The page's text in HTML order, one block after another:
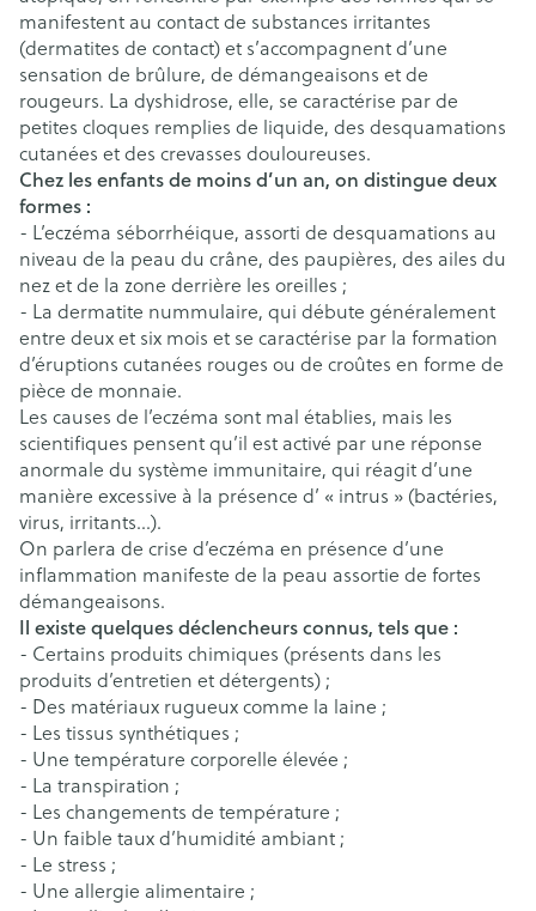
manifestent au contact de substances irritantes
(dermatites de contact) et s’accompagnent d’une
sensation de brûlure, de démangeaisons et de
rougeurs. La dyshidrose, elle, se caractérise par de
petites cloques remplies de liquide, des desquamations
cutanées et des crevasses douloureuses.
Chez les enfants de moins d’un an, on distingue deux
formes :
- L’eczéma séborrhéique, assorti de desquamations au
niveau de la peau du crâne, des paupières, des ailes du
nez et de la zone derrière les oreilles ;
- La dermatite nummulaire, qui débute généralement
entre deux et six mois et se caractérise par la formation
d’éruptions cutanées rouges ou de croûtes en forme de
pièce de monnaie.
Les causes de l’eczéma sont mal établies, mais les
scientifiques pensent qu’il est activé par une réponse
anormale du système immunitaire, qui réagit d’une
manière excessive à la présence d’ « intrus » (bactéries,
virus, irritants…).
On parlera de crise d’eczéma en présence d’une
inflammation manifeste de la peau assortie de fortes
démangeaisons.
Il existe quelques déclencheurs connus, tels que :
- Certains produits chimiques (présents dans les
produits d’entretien et détergents) ;
- Des matériaux rugueux comme la laine ;
- Les tissus synthétiques ;
- Une température corporelle élevée ;
- La transpiration ;
- Les changements de température ;
- Un faible taux d’humidité ambiant ;
- Le stress ;
- Une allergie alimentaire ;